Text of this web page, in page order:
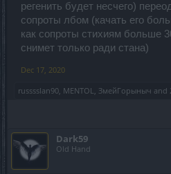
регенить будет несчего)
сопроты лбом (качать его
как сопроты стихиям больше
снимет только ради стана)
Dec 17, 2020
russsslan90, MENTOL, ЗмейГорыныч and
Dark59
Old Hand